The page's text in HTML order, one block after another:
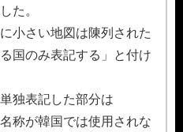
た。
小さい地図は陳列された
国のみ表記する」と付け
独表記した部分は
名称が韓国では使用されな